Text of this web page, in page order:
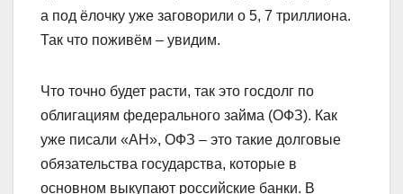
а под ёлочку уже заговорили о 5, 7 триллиона.
Так что поживём – увидим.
Что точно будет расти, так это госдолг по
облигациям федерального займа (ОФЗ). Как
уже писали «АН», ОФЗ – это такие долговые
обязательства государства, которые в
основном выкупают российские банки. В